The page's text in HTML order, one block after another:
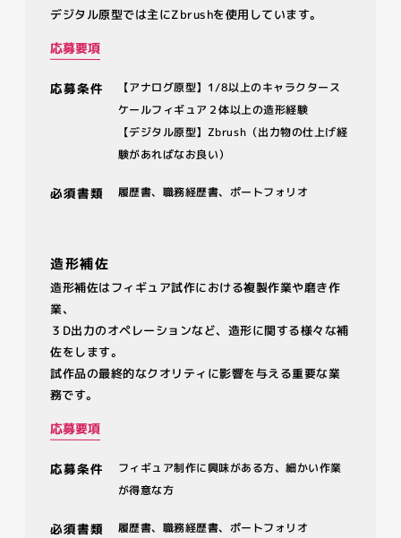
デジタル原型では主にZbrushを使用しています。
応募要項
応募条件 【アナログ原型】1/8以上のキャラクタース
ケールフィギュア２体以上の造形経験
【デジタル原型】Zbrush（出力物の仕上げ経
験があればなお良い）
必須書類 履歴書、職務経歴書、ポートフォリオ
造形補佐
造形補佐はフィギュア試作における複製作業や磨き作
業、
３D出力のオペレーションなど、造形に関する様々な補
佐をします。
試作品の最終的なクオリティに影響を与える重要な業
務です。
応募要項
応募条件 フィギュア制作に興味がある方、細かい作業
が得意な方
必須書類 履歴書、職務経歴書、ポートフォリオ